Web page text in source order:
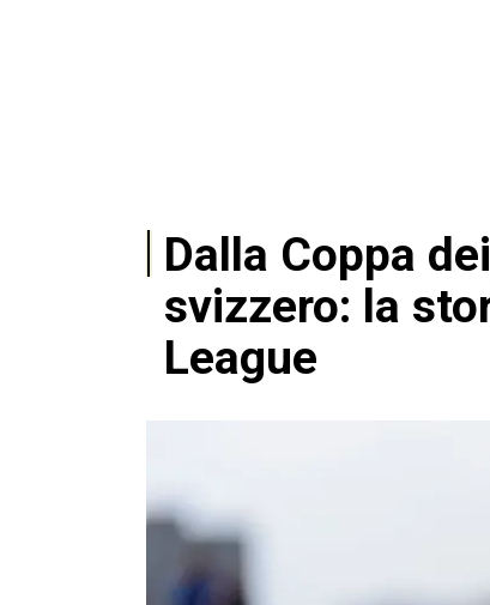
Dalla Coppa
svizzero: la
League